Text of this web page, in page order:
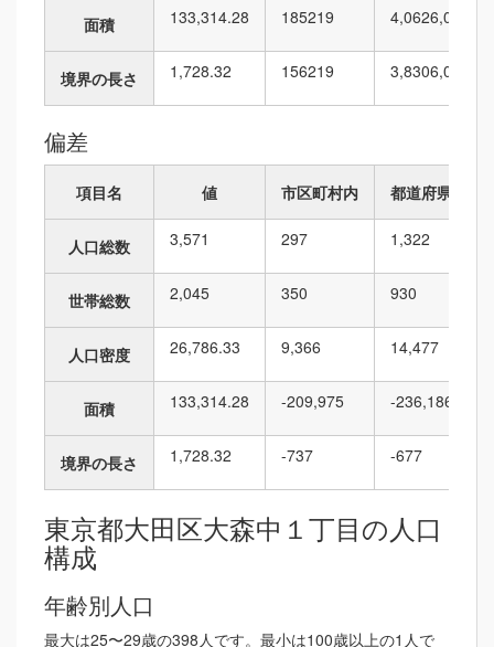
面積 133,314.28 185219 4,0626,010
境界の長さ 1,728.32 156219 3,8306,010
偏差
項目名 値 市区町村内 都道府県内
人口総数 3,571 297 1,322
世帯総数 2,045 350 930
人口密度 26,786.33 9,366 14,477
面積 133,314.28 -209,975 -236,186
境界の長さ 1,728.32 -737 -677
東京都大田区大森中１丁目の人口
構成
年齢別人口
最大は25〜29歳の398人です。最小は100歳以上の1人で